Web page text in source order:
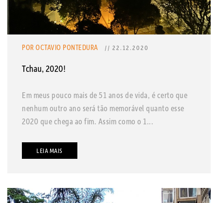
POR OCTAVIO PONTEDURA // 22.12.2020
Tchau, 2020!
Em meus pouco mais de 51 anos de vida, é certo que
nenhum outro ano será tão memorável quanto esse
2020 que chega ao fim. Assim como o 1...
LEIA MAIS